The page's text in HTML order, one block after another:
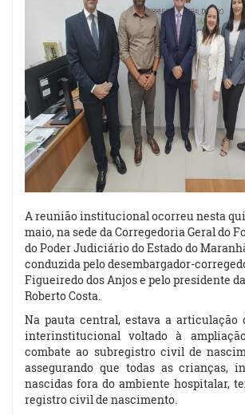
A reunião institucional ocorreu nesta
maio, na sede da Corregedoria Geral do
do Poder Judiciário do Estado do
conduzida pelo desembargador-
Figueiredo dos Anjos e pelo presidente
Roberto Costa.
Na pauta central, estava a articulação
interinstitucional voltado à
combate ao subregistro civil de
assegurando que todas as crianças,
nascidas fora do ambiente hospitalar,
registro civil de nascimento.